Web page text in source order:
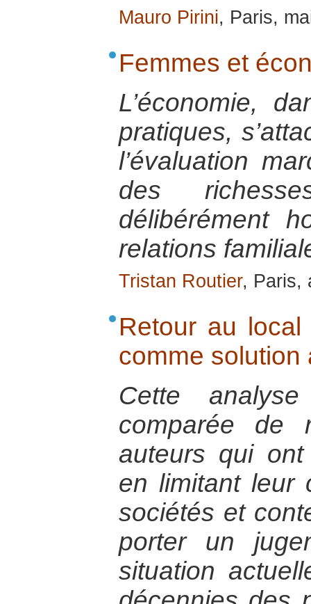
Mauro Pirini, Paris,
Femmes et
L’économie,
pratiques,
l’évaluation
des
délibérément
relations
Tristan Routier, Paris,
Retour au
comme solution
Cette
comparée de
auteurs qui
en limitant leur
sociétés et
porter un
situation